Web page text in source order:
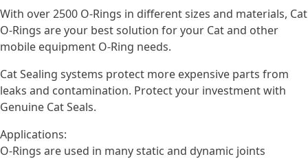
With over 2500 O-Rings in different sizes and materials, Cat
O-Rings are your best solution for your Cat and other
mobile equipment O-Ring needs.
Cat Sealing systems protect more expensive parts from
leaks and contamination. Protect your investment with
Genuine Cat Seals.
Applications:
O-Rings are used in many static and dynamic joints